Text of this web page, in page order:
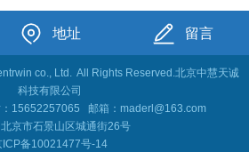
地址 留言
co., Ltd. All Rights Reserved.北京中慧天诚
科技有限公司
15652257065
邮箱：maderl@163.com
京市石景山区城通街26号
ICP备10021477号-14